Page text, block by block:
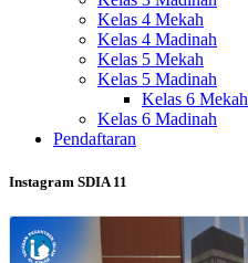
Kelas 4 Mekah
Kelas 4 Madinah
Kelas 5 Mekah
Kelas 5 Madinah
Kelas 6 Mekah
Kelas 6 Madinah
Pendaftaran
Instagram SDIA 11